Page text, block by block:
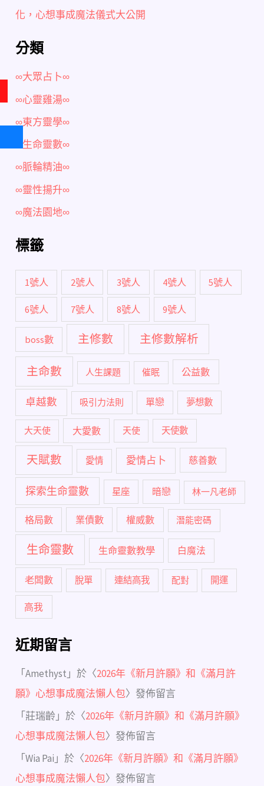
化，心想事成魔法儀式大公開
分類
∞大眾占卜∞
∞心靈雞湯∞
∞東方靈學∞
∞生命靈數∞
∞脈輪精油∞
∞靈性揚升∞
∞魔法園地∞
標籤
1號人 2號人 3號人 4號人 5號人
6號人 7號人 8號人 9號人
boss數 主修數 主修數解析
主命數 人生課題 催眠 公益數
卓越數 吸引力法則 單戀 夢想數
大天使 大愛數 天使 天使數
天賦數 愛情 愛情占卜 慈善數
探索生命靈數 星座 暗戀 林一凡老師
格局數 業債數 權威數 潛能密碼
生命靈數 生命靈數教學 白魔法
老闆數 脫單 連結高我 配對 開運
高我
近期留言
「Amethyst 」於〈2026年《新月許願》和《滿月許
願》心想事成魔法懶人包〉發佈留言
「莊瑞齡 」於〈2026年《新月許願》和《滿月許願》
心想事成魔法懶人包〉發佈留言
「Wia Pai 」於〈2026年《新月許願》和《滿月許願》
心想事成魔法懶人包〉發佈留言